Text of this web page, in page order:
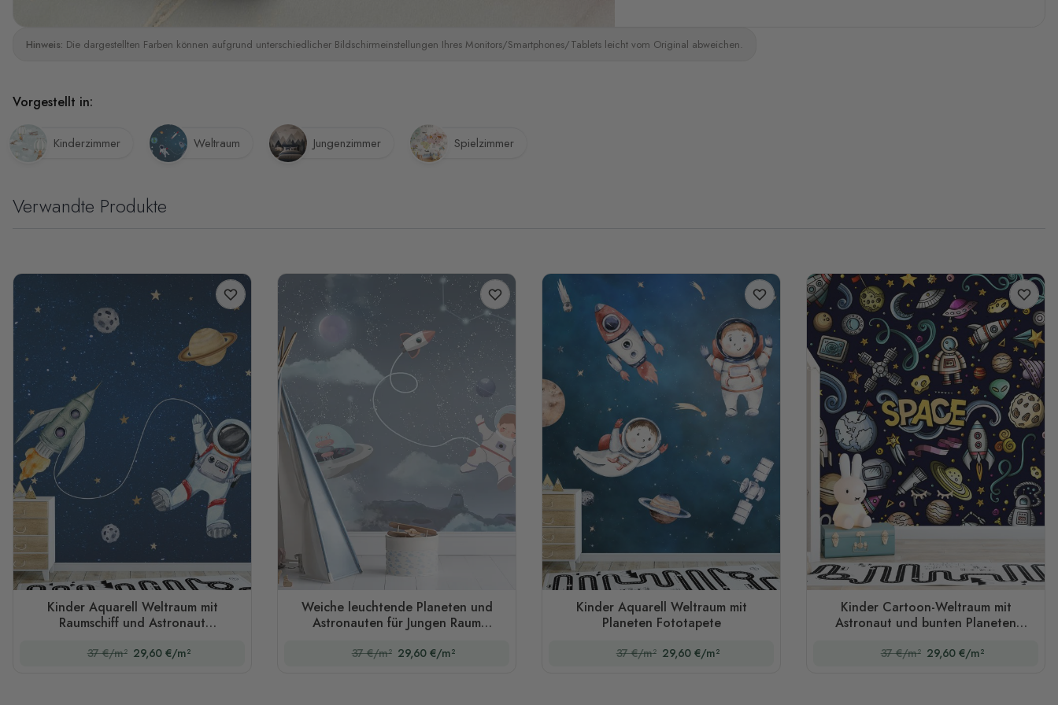
Hinweis: Die dargestellten Farben können aufgrund unterschiedlicher Bildschirmeinstellungen Ihres Monitors/Smartphones/Tablets leicht vom Original abweichen.
Vorgestellt in:
Kinderzimmer Weltraum Jungenzimmer Spielzimmer
Verwandte Produkte
Kinder Aquarell Weltraum mit
Raumschiff und Astronaut
37 €/m² 29,60 €/m²
Weiche leuchtende Planeten und
Astronauten für Jungen Raum
37 €/m² 29,60 €/m²
Kinder Aquarell Weltraum mit
Planeten Fototapete
37 €/m² 29,60 €/m²
Kinder Cartoon-Weltraum mit
Astronaut und bunten Planeten
37 €/m² 29,60 €/m²